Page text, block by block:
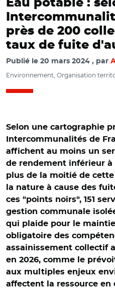
Eau potable :
près de 200
taux de fuite
Publié le 20 mars 2024 par
Environnement, Organisation
Selon une cartographie
Intercommunalités de
affichent au moins un
de rendement inférieur à
plus de la moitié de
la nature à cause des
ces "points noirs", 151
gestion communale
qui plaide pour le
obligatoire des
assainissement collectif
en 2026, comme le
aux multiples enjeux
affectent la ressource en